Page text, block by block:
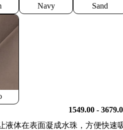
Navy Sand
1549.00 -
液体在表面凝成水珠，方便快速